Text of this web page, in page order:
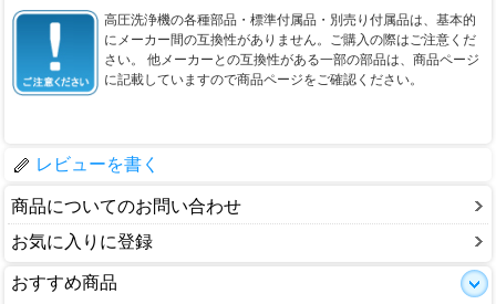
高圧洗浄機の各種部品・標準付属品・別売り付属品は、基本的
にメーカー間の互換性がありません。ご購入の際はご注意くだ
さい。 他メーカーとの互換性がある一部の部品は、商品ページ
に記載していますので商品ページをご確認ください。
レビューを書く
商品についてのお問い合わせ
お気に入りに登録
おすすめ商品